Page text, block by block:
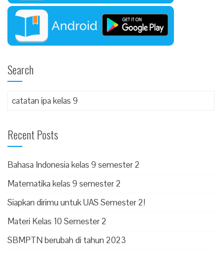
Search
Recent Posts
Bahasa Indonesia kelas 9 semester 2
Matematika kelas 9 semester 2
Siapkan dirimu untuk UAS Semester 2!
Materi Kelas 10 Semester 2
SBMPTN berubah di tahun 2023